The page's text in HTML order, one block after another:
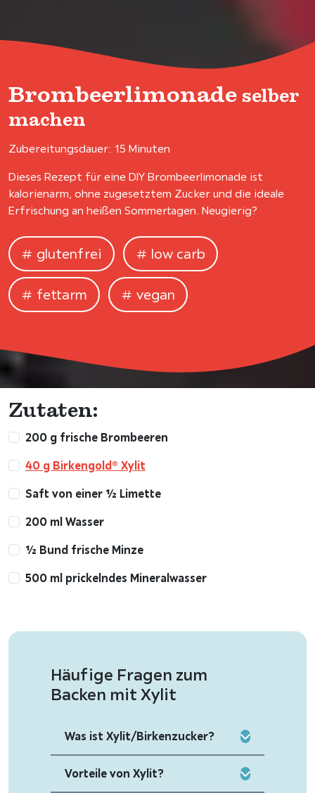
Brombeerlimonade selber
machen
Zubereitungsdauer: 15 Minuten
Dieses Rezept für eine DIY Brombeerlimonade ist
kalorienarm, ohne zugesetztem Zucker und die ideale
Erfrischung an heißen Sommertagen. Neugierig?
glutenfrei low carb
fettarm vegan
Zutaten:
200 g frische Brombeeren
40 g Birkengold® Xylit
Saft von einer ½ Limette
200 ml Wasser
½ Bund frische Minze
500 ml prickelndes Mineralwasser
Häufige Fragen zum
Backen mit Xylit
Was ist Xylit/Birkenzucker?
Vorteile von Xylit?